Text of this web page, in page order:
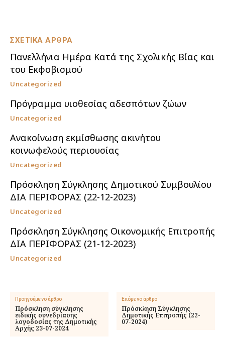
ΣΧΕΤΙΚΑ ΑΡΘΡΑ
Πανελλήνια Ημέρα Κατά της Σχολικής Βίας και
του Εκφοβισμού
Uncategorized
Πρόγραμμα υιοθεσίας αδεσπότων ζώων
Uncategorized
Ανακοίνωση εκμίσθωσης ακινήτου
κοινωφελούς περιουσίας
Uncategorized
Πρόσκληση Σύγκλησης Δημοτικού Συμβουλίου
ΔΙΑ ΠΕΡΙΦΟΡΑΣ (22-12-2023)
Uncategorized
Πρόσκληση Σύγκλησης Οικονομικής Επιτροπής
ΔΙΑ ΠΕΡΙΦΟΡΑΣ (21-12-2023)
Uncategorized
Προηγούμενο άρθρο
Πρόσκληση σύγκλησης
ειδικής συνεδρίασης
λογοδοσίας της Δημοτικής
Αρχής 23-07-2024
Επόμενο άρθρο
Πρόσκληση Σύγκλησης
Δημοτικής Επιτροπής (22-
07-2024)